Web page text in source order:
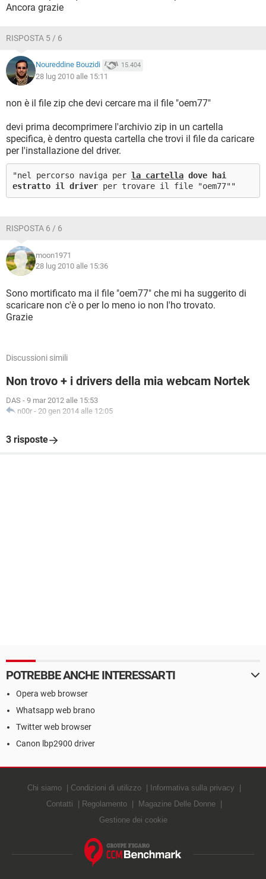
Ancora grazie
RISPOSTA 5 / 6
Noureddine Bouzidi 15.404
28 lug 2010 alle 15:11
non è il file zip che devi cercare ma il file "oem77"
devi prima decomprimere l'archivio zip in un cartella
specifica, è dentro questa cartella che trovi il file da caricare
per l'installazione del driver.
"nel percorso naviga per la cartella dove hai
estratto il driver per trovare il file "oem77""
RISPOSTA 6 / 6
moon1971
28 lug 2010 alle 15:36
Sono mortificato ma il file "oem77" che mi ha suggerito di
scaricare non c'è o per lo meno io non l'ho trovato.
Grazie
Discussioni simili
Non trovo + i drivers della mia webcam Nortek
DAS - 9 mar 2012 alle 15:53
n00r - 20 gen 2014 alle 12:05
3 risposte
POTREBBE ANCHE INTERESSARTI
Opera web browser
Whatsapp web brano
Twitter web browser
Canon lbp2900 driver
Chi siamo Condizioni di utilizzo
Informativa sulla privacy
Contatti
Regolamento
Magazine Delle Donne
Gestione dei cookie